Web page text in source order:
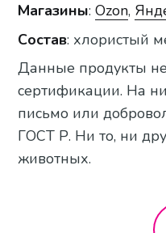
Магазины:Ozon,
Состав: хлористый
Данные продукты
сертификации. На
письмо или
ГОСТ Р. Ни то, ни
животных.